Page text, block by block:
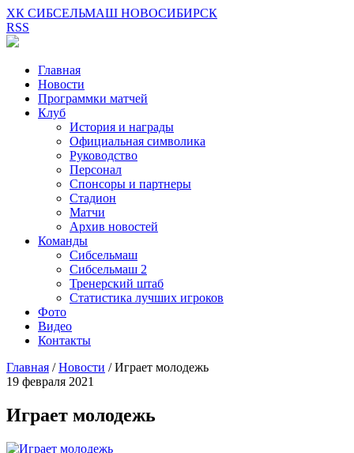
ХК СИБСЕЛЬМАШ НОВОСИБИРСК
RSS
Главная
Новости
Программки матчей
Клуб
История и награды
Официальная символика
Руководство
Персонал
Спонсоры и партнеры
Стадион
Матчи
Архив новостей
Команды
Сибсельмаш
Сибсельмаш 2
Тренерский штаб
Статистика лучших игроков
Фото
Видео
Контакты
Главная /Новости /Играет молодежь
19 февраля 2021
Играет молодежь